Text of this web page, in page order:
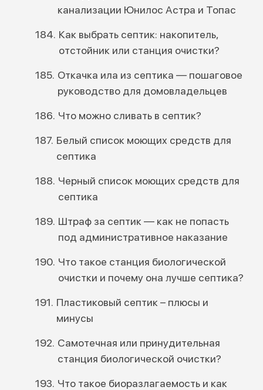
канализации Юнилос Астра и Топас
Как выбрать септик: накопитель,
отстойник или станция очистки?
Откачка ила из септика — пошаговое
руководство для домовладельцев
Что можно сливать в септик?
Белый список моющих средств для
септика
Черный список моющих средств для
септика
Штраф за септик — как не попасть
под административное наказание
Что такое станция биологической
очистки и почему она лучше септика?
Пластиковый септик – плюсы и
минусы
Самотечная или принудительная
станция биологической очистки?
Что такое биоразлагаемость и как